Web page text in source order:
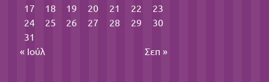
17
18 19 20 21 22
23
24
25 26 27 28 29
30
31
« Ιούλ
Σεπ »